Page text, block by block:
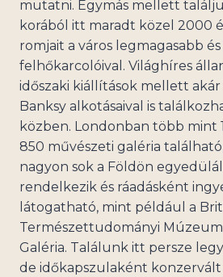
mutatni. Egymás mellett
korából itt maradt közel 2000
romjait a város legmagasabb
felhőkarcolóival. Világhíres
időszaki kiállítások mellett
Banksy alkotásaival is
közben. Londonban több mint
850 művészeti galéria
nagyon sok a Földön
rendelkezik és ráadásként
látogatható, mint például a
Természettudományi
Galéria. Találunk itt persze
de időkapszulaként